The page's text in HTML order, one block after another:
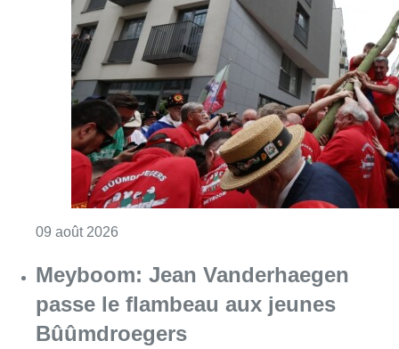
09 août 2026
Meyboom: Jean Vanderhaegen
passe le flambeau aux jeunes
Bûûmdroegers